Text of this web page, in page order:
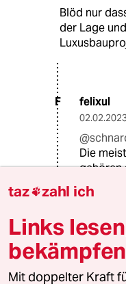
Blöd nur
der Lage
F felixul
02.02.2023
Die
gehören
HS Heidi
taz zahl ich
Links
bekämpfen
Mit doppelter Kraft